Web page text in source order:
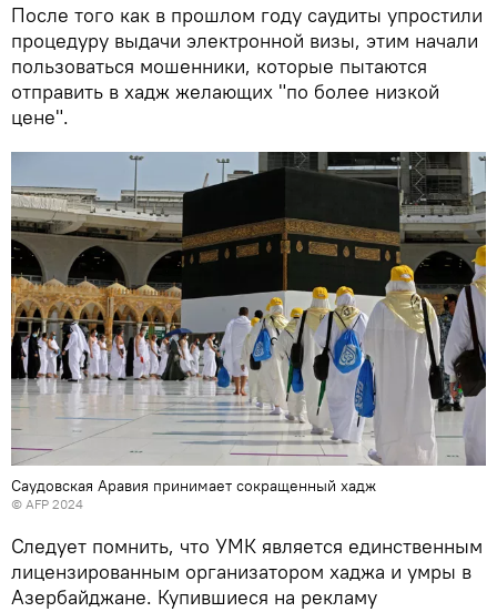
После того как в прошлом году саудиты упростили
процедуру выдачи электронной визы, этим начали
пользоваться мошенники, которые пытаются
отправить в хадж желающих "по более низкой
цене".
Саудовская Аравия принимает сокращенный хадж
© AFP 2024
Следует помнить, что УМК является единственным
лицензированным организатором хаджа и умры в
Азербайджане. Купившиеся на рекламу